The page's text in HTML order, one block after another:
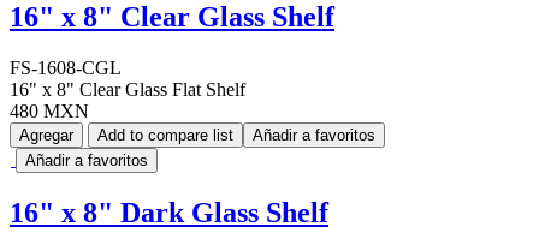
16" x 8" Clear Glass Shelf
FS-1608-CGL
16" x 8" Clear Glass Flat Shelf
480 MXN
Agregar Add to compare list
Añadir a favoritos
Añadir a favoritos
16" x 8" Dark Glass Shelf